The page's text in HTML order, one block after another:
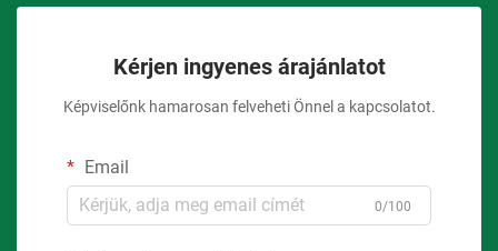
Kérjen ingyenes árajánlatot
Képviselőnk hamarosan felveheti Önnel a kapcsolatot.
Email
0/100